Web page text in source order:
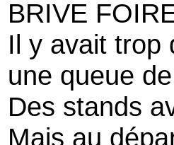
BRIVE
Il y avait trop
une queue
Des stands
Mais au